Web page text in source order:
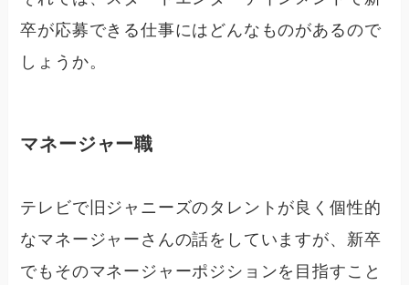
卒が応募できる仕事にはどんなものがあるので
しょうか。
マネージャー職
テレビで旧ジャニーズのタレントが良く個性的
なマネージャーさんの話をしていますが、新卒
でもそのマネージャーポジションを目指すこと